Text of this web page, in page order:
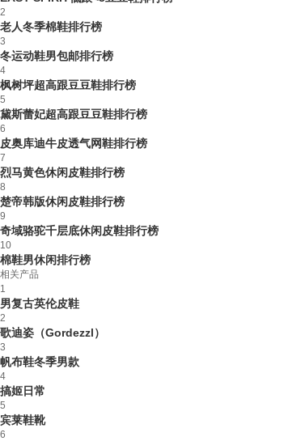
2
老人冬季棉鞋排行榜
3
冬运动鞋男包邮排行榜
4
枫树坪超高跟豆豆鞋排行榜
5
黛斯蕾妃超高跟豆豆鞋排行榜
6
皮奥库迪牛皮透气网鞋排行榜
7
烈马黄色休闲皮鞋排行榜
8
楚帝韩版休闲皮鞋排行榜
9
奇域骆驼千层底休闲皮鞋排行榜
10
棉鞋男休闲排行榜
相关产品
1
男复古英伦皮鞋
2
歌迪姿（Gordezzl）
3
帆布鞋冬季男款
4
搞姬日常
5
宾莱鞋靴
6